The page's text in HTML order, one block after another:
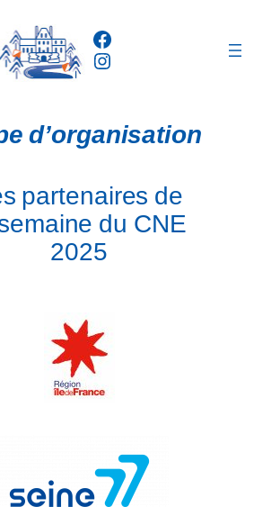
Facebook
Instagram
d’organisation
partenaires de
du CNE
2025